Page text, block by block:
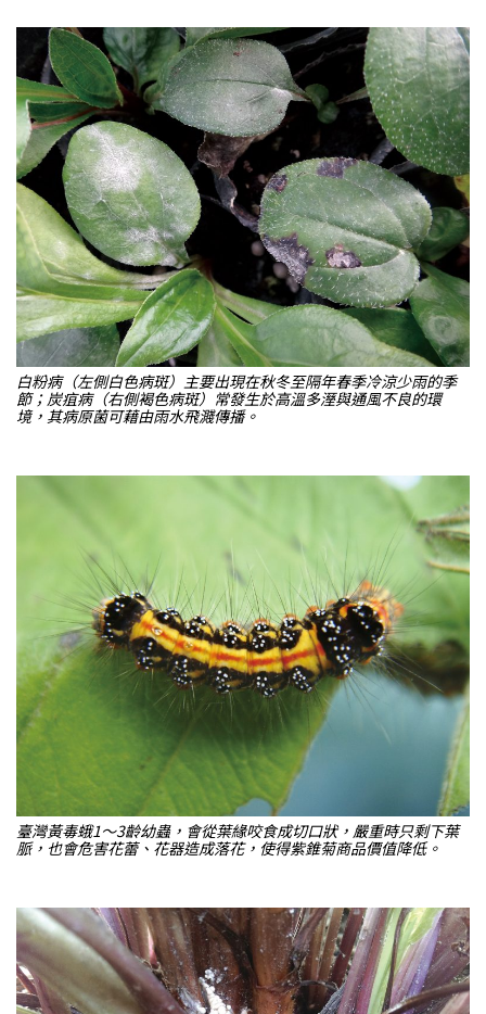
白粉病（左側白色病斑）主要出現在秋冬至隔年春季冷涼少雨的季
節；炭疽病（右側褐色病斑）常發生於高溫多溼與通風不良的環
境，其病原菌可藉由雨水飛濺傳播。
臺灣黃毒蛾1～3齡幼蟲，會從葉緣咬食成切口狀，嚴重時只剩下葉
脈，也會危害花蕾、花器造成落花，使得紫錐菊商品價值降低。